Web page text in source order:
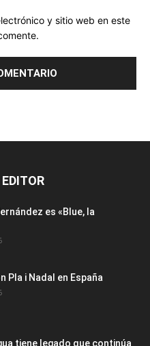
y sitio web en este
es «Blue, la
Pla i Nadal en España
tiene legado que continúa